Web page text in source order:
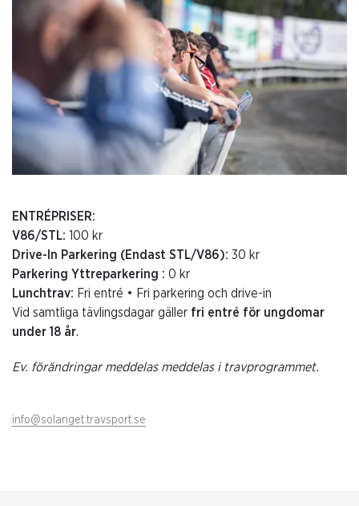
ENTRÉPRISER:
V86/STL: 100 kr
Drive-In Parkering (Endast STL/V86): 30 kr
Parkering Yttreparkering : 0 kr
Lunchtrav: Fri entré • Fri parkering och drive-in
Vid samtliga tävlingsdagar gäller fri entré för ungdomar
under 18 år.
Ev. förändringar meddelas meddelas i travprogrammet.
info@solanget.travsport.se